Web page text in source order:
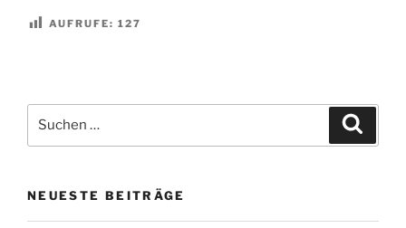
AUFRUFE: 127
nach:
NEUESTE BEITRÄGE